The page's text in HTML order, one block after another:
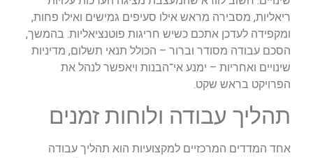
ריאליות, מסבירה מראש אילו סעיפים גמישים ואילו פחות,
ומקפידה לעדכן אתכם כשיש חריגות פוטנציאליות. בהמשך,
הסכם עבודה מסודר וברור – הכולל תנאי תשלום, מדיניות
שינויים ואחריות – ימנע אי־הבנות ויאפשר לנהל את
הפרויקט בראש שקט.
תהליך עבודה ולוחות זמנים
אחד המדדים המרכזיים למקצועיות הוא תהליך עבודה